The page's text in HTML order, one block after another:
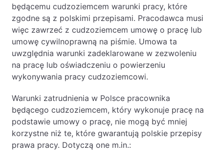
będącemu cudzoziemcem warunki pracy, które
zgodne są z polskimi przepisami. Pracodawca musi
więc zawrzeć z cudzoziemcem umowę o pracę lub
umowę cywilnoprawną na piśmie. Umowa ta
uwzględnia warunki zadeklarowane w zezwoleniu
na pracę lub oświadczeniu o powierzeniu
wykonywania pracy cudzoziemcowi.
Warunki zatrudnienia w Polsce pracownika
będącego cudzoziemcem, który wykonuje pracę na
podstawie umowy o pracę, nie mogą być mniej
korzystne niż te, które gwarantują polskie przepisy
prawa pracy. Dotyczą one m.in.: